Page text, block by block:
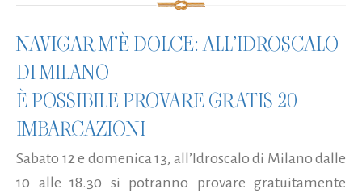
NAVIGAR M’È DOLCE: ALL’IDROSCALO
DI MILANO
È POSSIBILE PROVARE GRATIS 20
IMBARCAZIONI
Sabato 12 e domenica 13, all’Idroscalo di Milano dalle
10 alle 18.30 si potranno provare gratuitamente